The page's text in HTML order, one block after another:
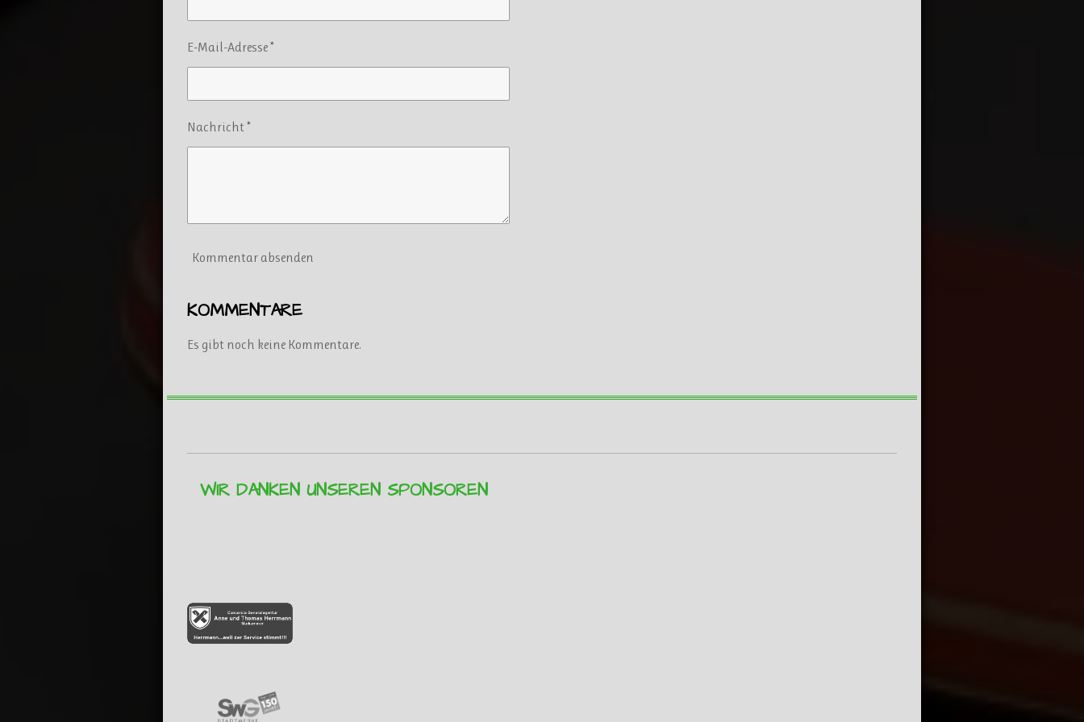
E-Mail-Adresse *
Nachricht *
Kommentar absenden
KOMMENTARE
Es gibt noch keine Kommentare.
WIR DANKEN UNSEREN SPONSOREN